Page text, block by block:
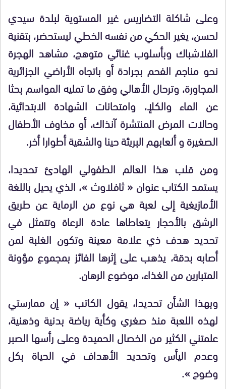
وعلى شاكلة التضاريس غير المستوية لبلدة سيدي
لحسن، يغير الحكي من نفسه الخطي ليستحضر، بتقنية
الفلاشباك وبأسلوب غنائي متوهج، مشاهد الهجرة
نحو مناجم الفحم بجرادة أو باتجاه الأراضي الجزائرية
المجاورة، وترحال الأهالي وفق ما تمليه المواسم بحثا
عن الماء والكلإ، وامتحانات الشهادة الابتدائية،
وحالات المرض المنتشرة آنذاك، أو مخاوف الأطفال
الصغيرة و ألعابهم البريئة حينا والشقية أطوارا أخر.
ومن قلب هذا العالم الطفولي الهادئ تحديدا،
يستمد الكتاب عنوان « ثافلاوث »، الذي يحيل باللغة
الأمازيغية إلى لعبة هي نوع من الرماية عن طريق
الرشق بالأحجار يتعاطاها عادة الرعاة وتتمثل في
تحديد هدف ذي علامة معينة وتكون الغلبة لمن
أصابه بدقة، يذهب على إثرها الفائز بمجموع مؤونة
المتبارين من الغذاء، موضوع الرهان.
وبهذا الشأن تحديدا، يقول الكاتب « إن ممارستي
لهذه اللعبة منذ صغري وكأية رياضة بدنية وذهنية،
علمتني الكثير من الخصال الحميدة وعلى رأسها الصبر
وعدم اليأس وتحديد الأهداف في الحياة بكل
وضوح ».